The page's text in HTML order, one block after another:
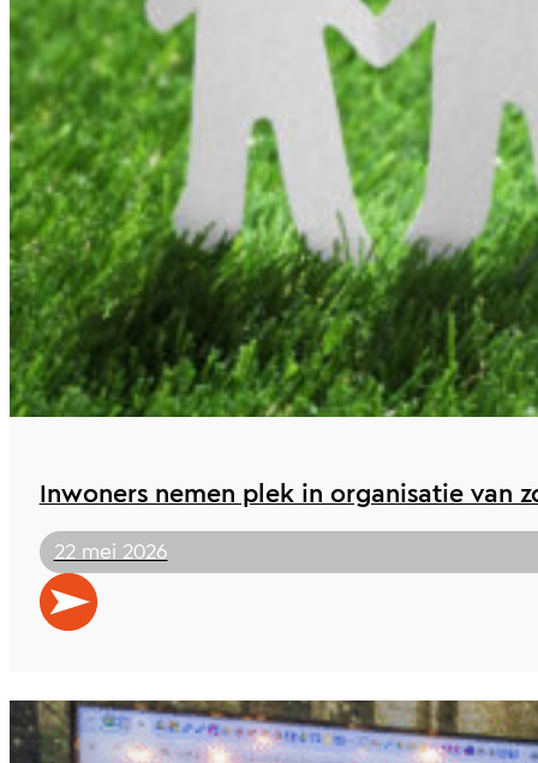
Inwoners nemen plek in organisatie van
22 mei 2026